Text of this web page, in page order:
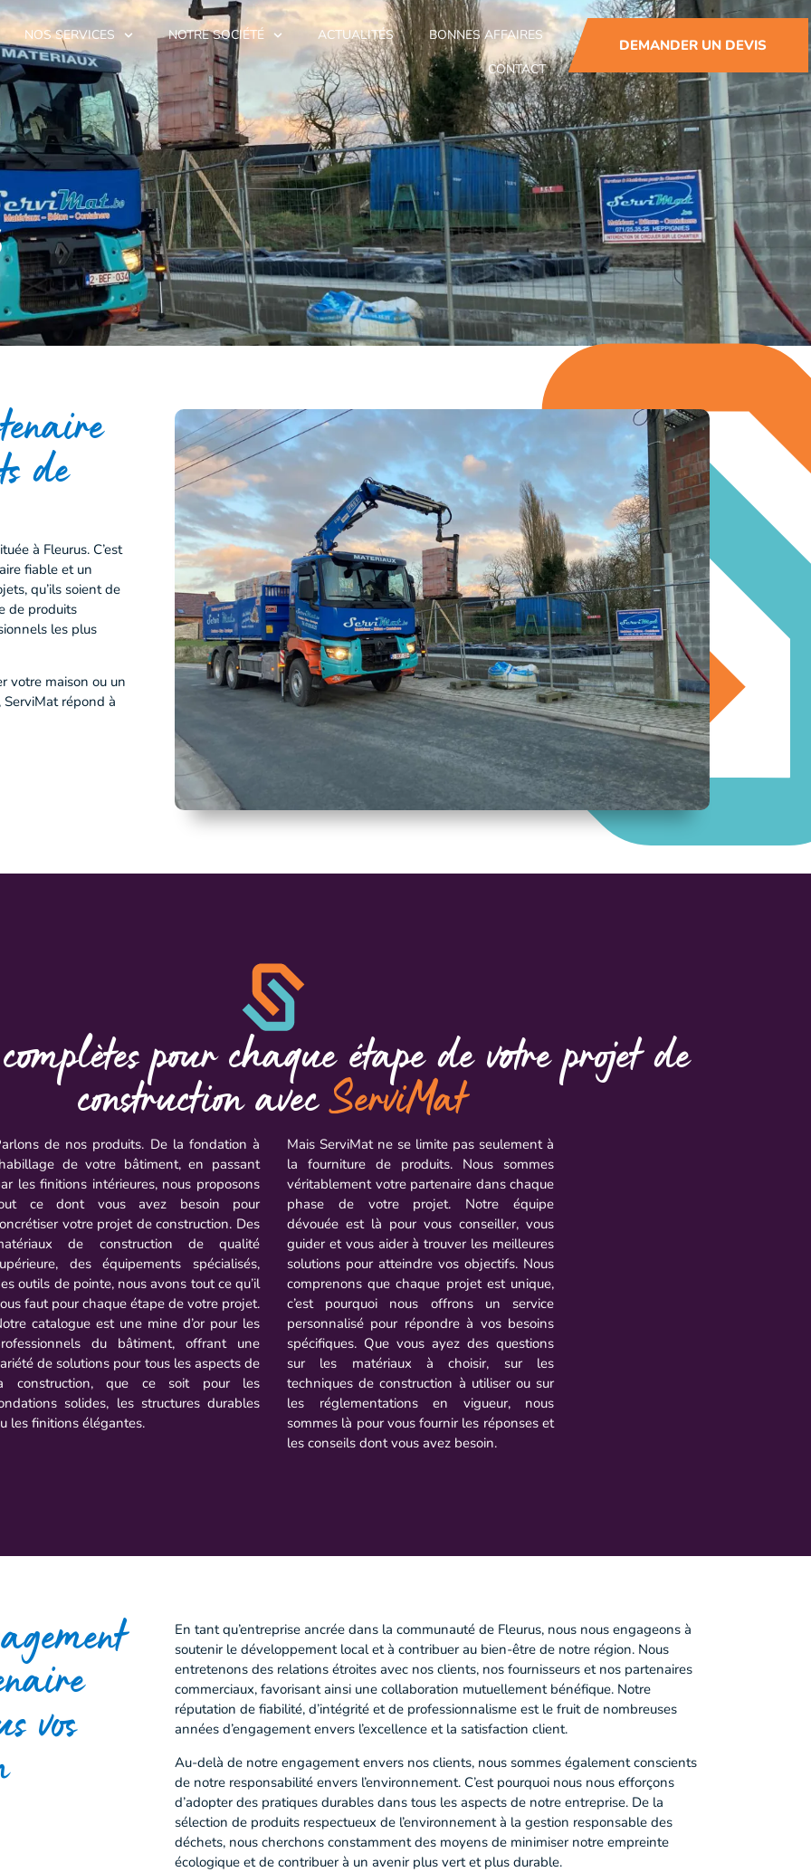
NOS SERVICES NOTRE SOCIÉTÉ ACTUALITÉS
BONNES AFFAIRES
CONTACT
DEMANDER UN DEVIS
de
à Fleurus. C’est
fiable et un
qu’ils soient de
de produits
les plus
votre maison ou un
répond à
pour chaque étape de votre projet de
construction avecServiMat
de nos produits. De la fondation à
de votre bâtiment, en passant
les finitions intérieures, nous proposons
ce dont vous avez besoin pour
votre projet de construction. Des
de construction de qualité
des équipements spécialisés,
outils de pointe, nous avons tout ce qu’il
faut pour chaque étape de votre projet.
catalogue est une mine d’or pour les
du bâtiment, offrant une
de solutions pour tous les aspects de
construction, que ce soit pour les
solides, les structures durables
les finitions élégantes.
Mais ServiMat ne se limite pas seulement à
la fourniture de produits. Nous sommes
véritablement votre partenaire dans chaque
phase de votre projet. Notre équipe
dévouée est là pour vous conseiller, vous
guider et vous aider à trouver les meilleures
solutions pour atteindre vos objectifs. Nous
comprenons que chaque projet est unique,
c’est pourquoi nous offrons un service
personnalisé pour répondre à vos besoins
spécifiques. Que vous ayez des questions
sur les matériaux à choisir, sur les
techniques de construction à utiliser ou sur
les réglementations en vigueur, nous
sommes là pour vous fournir les réponses et
les conseils dont vous avez besoin.
vos
En tant qu’entreprise ancrée dans la communauté de Fleurus, nous nous engageons à
soutenir le développement local et à contribuer au bien-être de notre région. Nous
entretenons des relations étroites avec nos clients, nos fournisseurs et nos partenaires
commerciaux, favorisant ainsi une collaboration mutuellement bénéfique. Notre
réputation de fiabilité, d’intégrité et de professionnalisme est le fruit de nombreuses
années d’engagement envers l’excellence et la satisfaction client.
Au-delà de notre engagement envers nos clients, nous sommes également conscients
de notre responsabilité envers l’environnement. C’est pourquoi nous nous efforçons
d’adopter des pratiques durables dans tous les aspects de notre entreprise. De la
sélection de produits respectueux de l’environnement à la gestion responsable des
déchets, nous cherchons constamment des moyens de minimiser notre empreinte
écologique et de contribuer à un avenir plus vert et plus durable.